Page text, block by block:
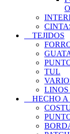
TEJIDOS
TUL
LINOS
HECHO